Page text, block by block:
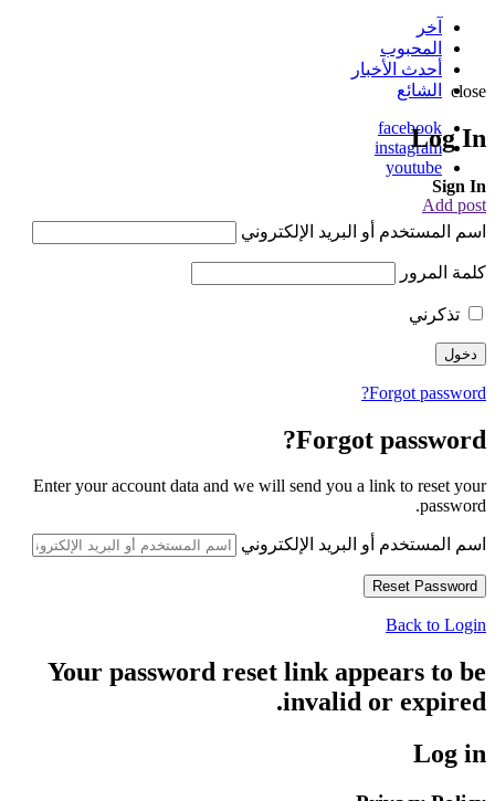
آخر
المحبوب
أحدث الأخبار
الشائع
facebook
instagram
youtube
Add post
close
Log In
Sign In
اسم المستخدم أو البريد الإلكتروني
كلمة المرور
تذكرني
Forgot password?
Forgot password?
Enter your account data and we will send you a link to reset your
password.
اسم المستخدم أو البريد الإلكتروني
Back to Login
Your password reset link appears to be
invalid or expired.
Log in